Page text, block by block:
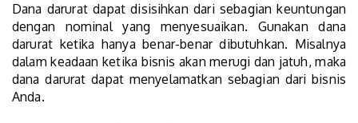
Dana darurat dapat disisihkan dari sebagian keuntungan
dengan nominal yang menyesuaikan. Gunakan dana
darurat ketika hanya benar-benar dibutuhkan. Misalnya
dalam keadaan ketika bisnis akan merugi dan jatuh, maka
dana darurat dapat menyelamatkan sebagian dari bisnis
Anda.